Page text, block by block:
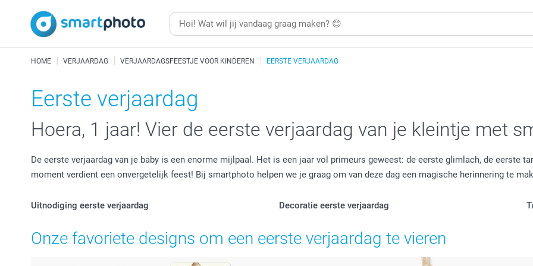
HOME VERJAARDAG VERJAARDAGSFEESTJE VOOR KINDEREN EERSTE VERJAARDAG
Eerste verjaardag
Hoera, 1 jaar! Vier de eerste verjaardag van je kleintje met
De eerste verjaardag van je baby is een enorme mijlpaal. Het is een jaar vol primeurs geweest: de eerste glimlach, de eerste
moment verdient een onvergetelijk feest! Bij smartphoto helpen we je graag om van deze dag een magische herinnering te
Uitnodiging eerste verjaardag Decoratie eerste verjaardag
Onze favoriete designs om een eerste verjaardag te vieren